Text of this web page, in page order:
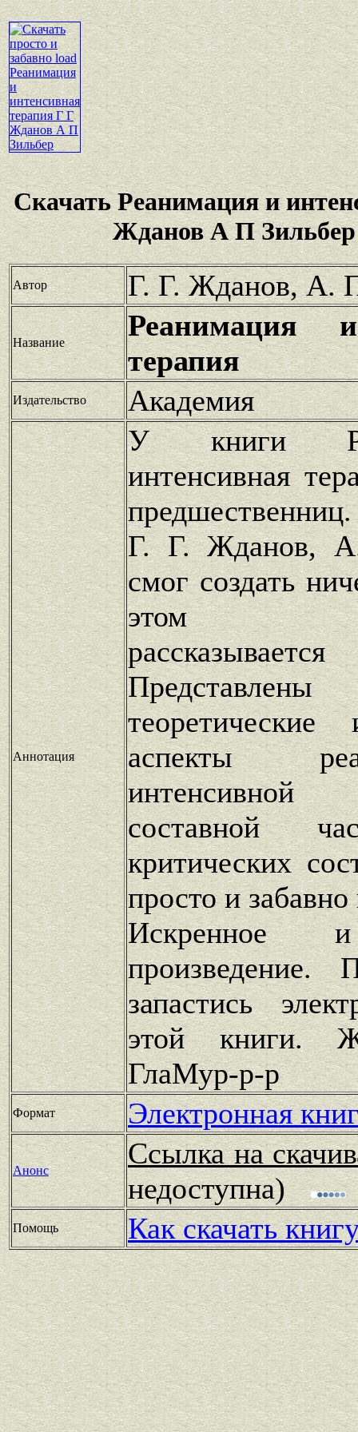
Скачать Реанимация и
Жданов А П Зильбер
Автор Г. Г. Жданов, А.
Название
Реанимация
терапия
Издательство Академия
Аннотация
У книги
интенсивная
Г. Г. Жданов,
смог создать
этом
теоретические
аспекты
составной
критических
просто и
Искренное и
произведение.
запастись
этой книги.
ГлаМур-р-р
Формат Электронная
Анонс
Ссылка на
недоступна)
Помощь Как скачать